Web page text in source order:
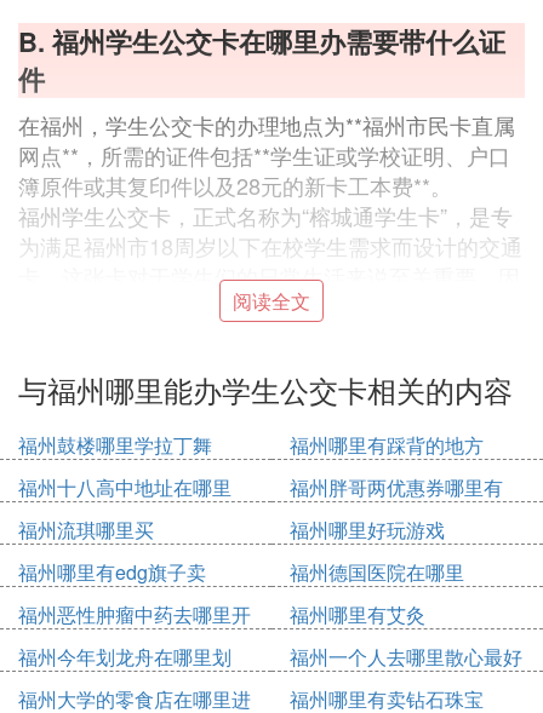
B. 福州学生公交卡在哪里办需要带什么证
件
在福州，学生公交卡的办理地点为**福州市民卡直属
网点**，所需的证件包括**学生证或学校证明、户口
簿原件或其复印件以及28元的新卡工本费**。
福州学生公交卡，正式名称为“榕城通学生卡”，是专
为满足福州市18周岁以下在校学生需求而设计的交通
卡。这张卡对于学生们的日常生活来说至关重要，因
为它不仅能够简化乘坐公共交通的付费过程，还为学
1.福州市民卡直属网点是办理榕城通学生卡的主要地
的学生和家长前往办理。
- **线上办理**：榕城通学生卡还提供线上办理服务，
使得学生或家长无需出门即可完成办理流程。这一服
务大大节省了时间和精力，尤其是对于学业繁忙的学
生来说极为便利。
2. **所需证件**
- **学生证明**：未满18岁的在校学生需要提供学生
证或学校出具的证明材料，以证实其学生身份。
- **户口簿**：首次办卡时，还需携带户口簿原件或复
阅读全文
与福州哪里能办学生公交卡相关的内容
福州鼓楼哪里学拉丁舞
福州哪里有踩背的地方
福州十八高中地址在哪里
福州胖哥两优惠券哪里有
福州流琪哪里买
福州哪里好玩游戏
福州哪里有edg旗子卖
福州德国医院在哪里
福州恶性肿瘤中药去哪里开
福州哪里有艾灸
福州今年划龙舟在哪里划
福州一个人去哪里散心最好
福州大学的零食店在哪里进
福州哪里有卖钻石珠宝